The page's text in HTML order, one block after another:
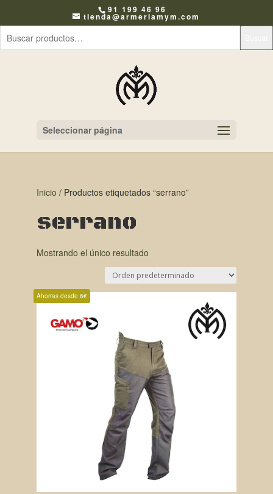
91 199 46 96
tienda@armeriamym.com
Seleccionar página
Inicio / Productos etiquetados “serrano”
serrano
Mostrando el único resultado
Ahorras desde 6€